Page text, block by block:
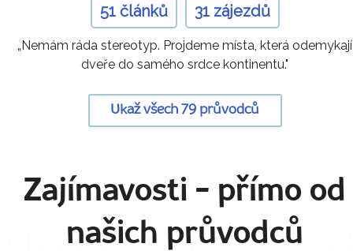
51 článků 31 zájezdů
„Nemám ráda stereotyp. Projdeme místa, která odemykají
dveře do samého srdce kontinentu."
Ukaž všech 79 průvodců
Zajímavosti - přímo od
našich průvodců